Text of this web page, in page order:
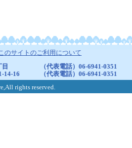
のサイトのご利用について
（代表電話）06-6941-0351
14-16
（代表電話）06-6941-0351
rights reserved.